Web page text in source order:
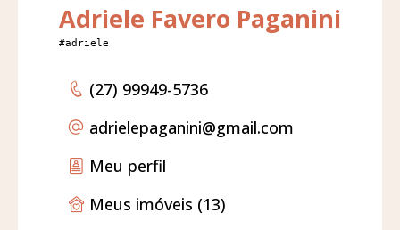
Adriele Favero Paganini
#adriele
(27) 99949-5736
adrielepaganini@gmail.com
Meu perfil
Meus imóveis (13)